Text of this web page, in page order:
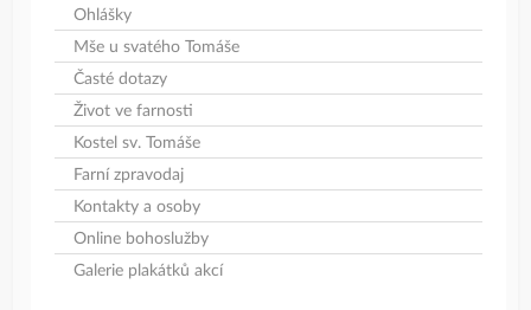
Ohlášky
Mše u svatého Tomáše
Časté dotazy
Život ve farnosti
Kostel sv. Tomáše
Farní zpravodaj
Kontakty a osoby
Online bohoslužby
Galerie plakátků akcí